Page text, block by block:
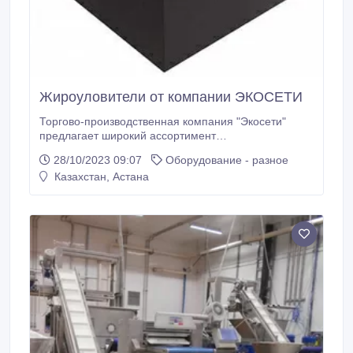
Жироуловители от компании ЭКОСЕТИ
Торгово-производственная компания "Экосети"
предлагает широкий ассортимент
эффективной обработки сточных вод. Наши
продукты предназначены для коммерческих кухонь,
наших жироуловителей: Эффективная Очистка:
Наши жироуловители обеспечивают высокую
производительность при удалении жиров, масел и
других загрязнений из сточных вод, предотвращая
засорение канализационных систем.
28/10/2023 09:07
Оборудование - разное
Казахстан, Астана